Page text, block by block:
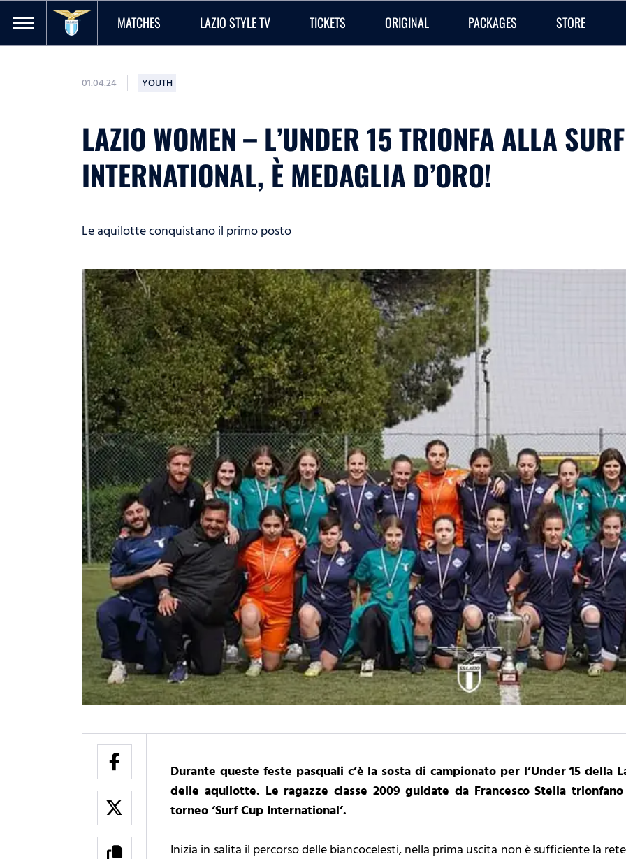
MATCHES LAZIO STYLE TV TICKETS ORIGINAL PACKAGES STORE
01.04.24 YOUTH
LAZIO WOMEN – L’UNDER 15 TRIONFA ALLA
INTERNATIONAL, È MEDAGLIA D’ORO!
Le aquilotte conquistano il primo posto
Durante queste feste pasquali c’è la sosta di campionato per l’Under 15 della
delle aquilotte. Le ragazze classe 2009 guidate da Francesco Stella
torneo ‘Surf Cup International’.
Inizia in salita il percorso delle biancocelesti, nella prima uscita non è sufficiente la